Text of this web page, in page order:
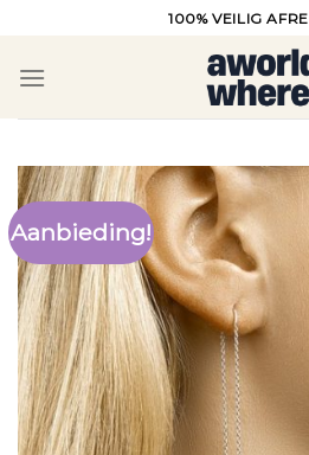
inhoud
100% VEILIG
Aanbieding!